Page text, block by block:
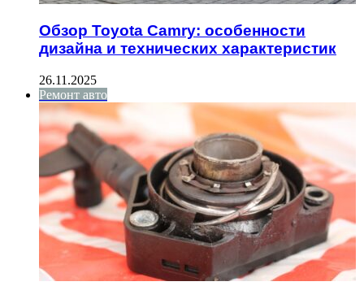
Обзор Toyota Camry: особенности
дизайна и технических характеристик
26.11.2025
Ремонт авто